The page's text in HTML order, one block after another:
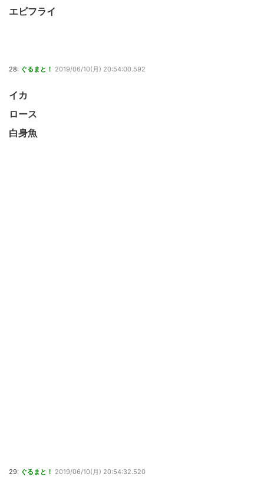
エビフライ
28: ぐるまと！ 2019/06/10(月) 20:54:00.592
イカ
ロース
白身魚
29: ぐるまと！ 2019/06/10(月) 20:54:32.520